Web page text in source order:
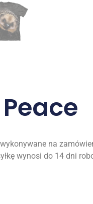
na
wynosi do 14 dni